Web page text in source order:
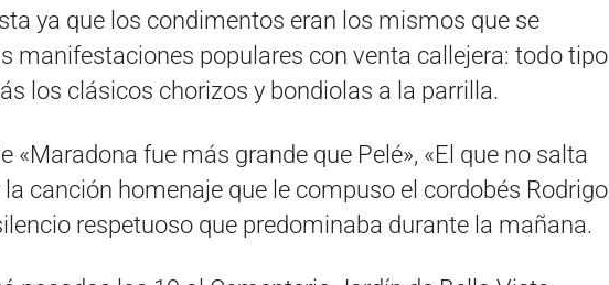
ya que los condimentos eran los mismos que se
manifestaciones populares con venta callejera: todo tipo
los clásicos chorizos y bondiolas a la parrilla.
«Maradona fue más grande que Pelé», «El que no salta
la canción homenaje que le compuso el cordobés Rodrigo
respetuoso que predominaba durante la mañana.